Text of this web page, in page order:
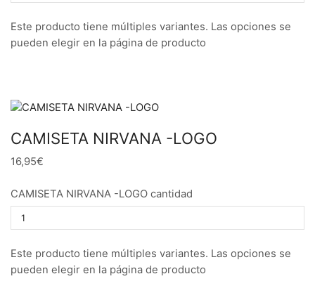
Este producto tiene múltiples variantes. Las opciones se
pueden elegir en la página de producto
CAMISETA NIRVANA -LOGO
16,95€
CAMISETA NIRVANA -LOGO cantidad
Este producto tiene múltiples variantes. Las opciones se
pueden elegir en la página de producto